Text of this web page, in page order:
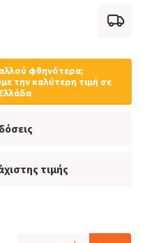
φθηνότερα;
την καλύτερη τιμή σε
τιμής